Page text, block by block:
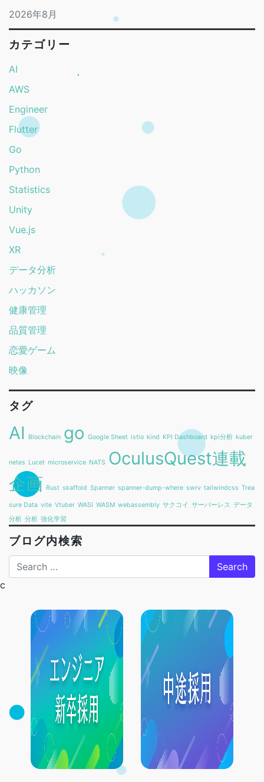
2026年8月
カテゴリー
AI
AWS
Engineer
Flutter
Go
Python
Statistics
Unity
Vue.js
XR
データ分析
ハッカソン
健康管理
品質管理
恋愛ゲーム
映像
タグ
AI Blockchain go Google Sheet istio kind KPI Dashboard kpi分析 kuber
netes Lucet microservice NATS OculusQuest連載
企画 Rust skaffold Spanner spanner-dump-where swrv tailwindcss Trea
sure Data vite Vtuber WASI WASM webassembly サクコイ サーバーレス データ
分析 分析 強化学習
ブログ内検索
Search
c